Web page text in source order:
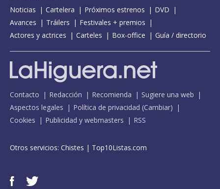
Noticias Cartelera Próximos estrenos
DVD
Avances
Tráilers
Festivales + premios
Actores y actrices
Carteles Box-office Guía / directorio
Contacto Redacción Recomienda
Sugiere una web
Aspectos legales
Política de privacidad (Cambiar)
Cookies
Publicidad y webmasters RSS
Otros servicios: Chistes | Top10Listas.com